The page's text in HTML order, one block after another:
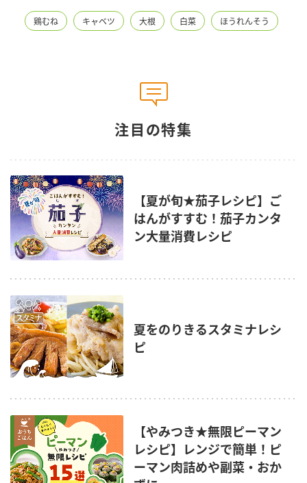
鶏むね キャベツ 大根 白菜 ほうれんそう
注目の特集
【夏が旬★茄子レシピ】ご
はんがすすむ！茄子カンタ
ン大量消費レシピ
夏をのりきるスタミナレシ
ピ
【やみつき★無限ピーマン
レシピ】レンジで簡単！ピ
ーマン肉詰めや副菜・おか